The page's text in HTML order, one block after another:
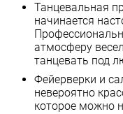
Танцевальная
начинается
атмосферу
танцевать под
Фейерверки и
невероятно
которое можно